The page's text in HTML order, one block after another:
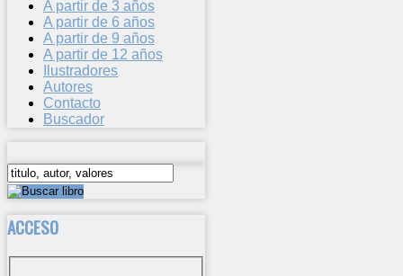
A partir de 3 años
A partir de 6 años
A partir de 9 años
A partir de 12 años
Ilustradores
Autores
Contacto
Buscador
ACCESO